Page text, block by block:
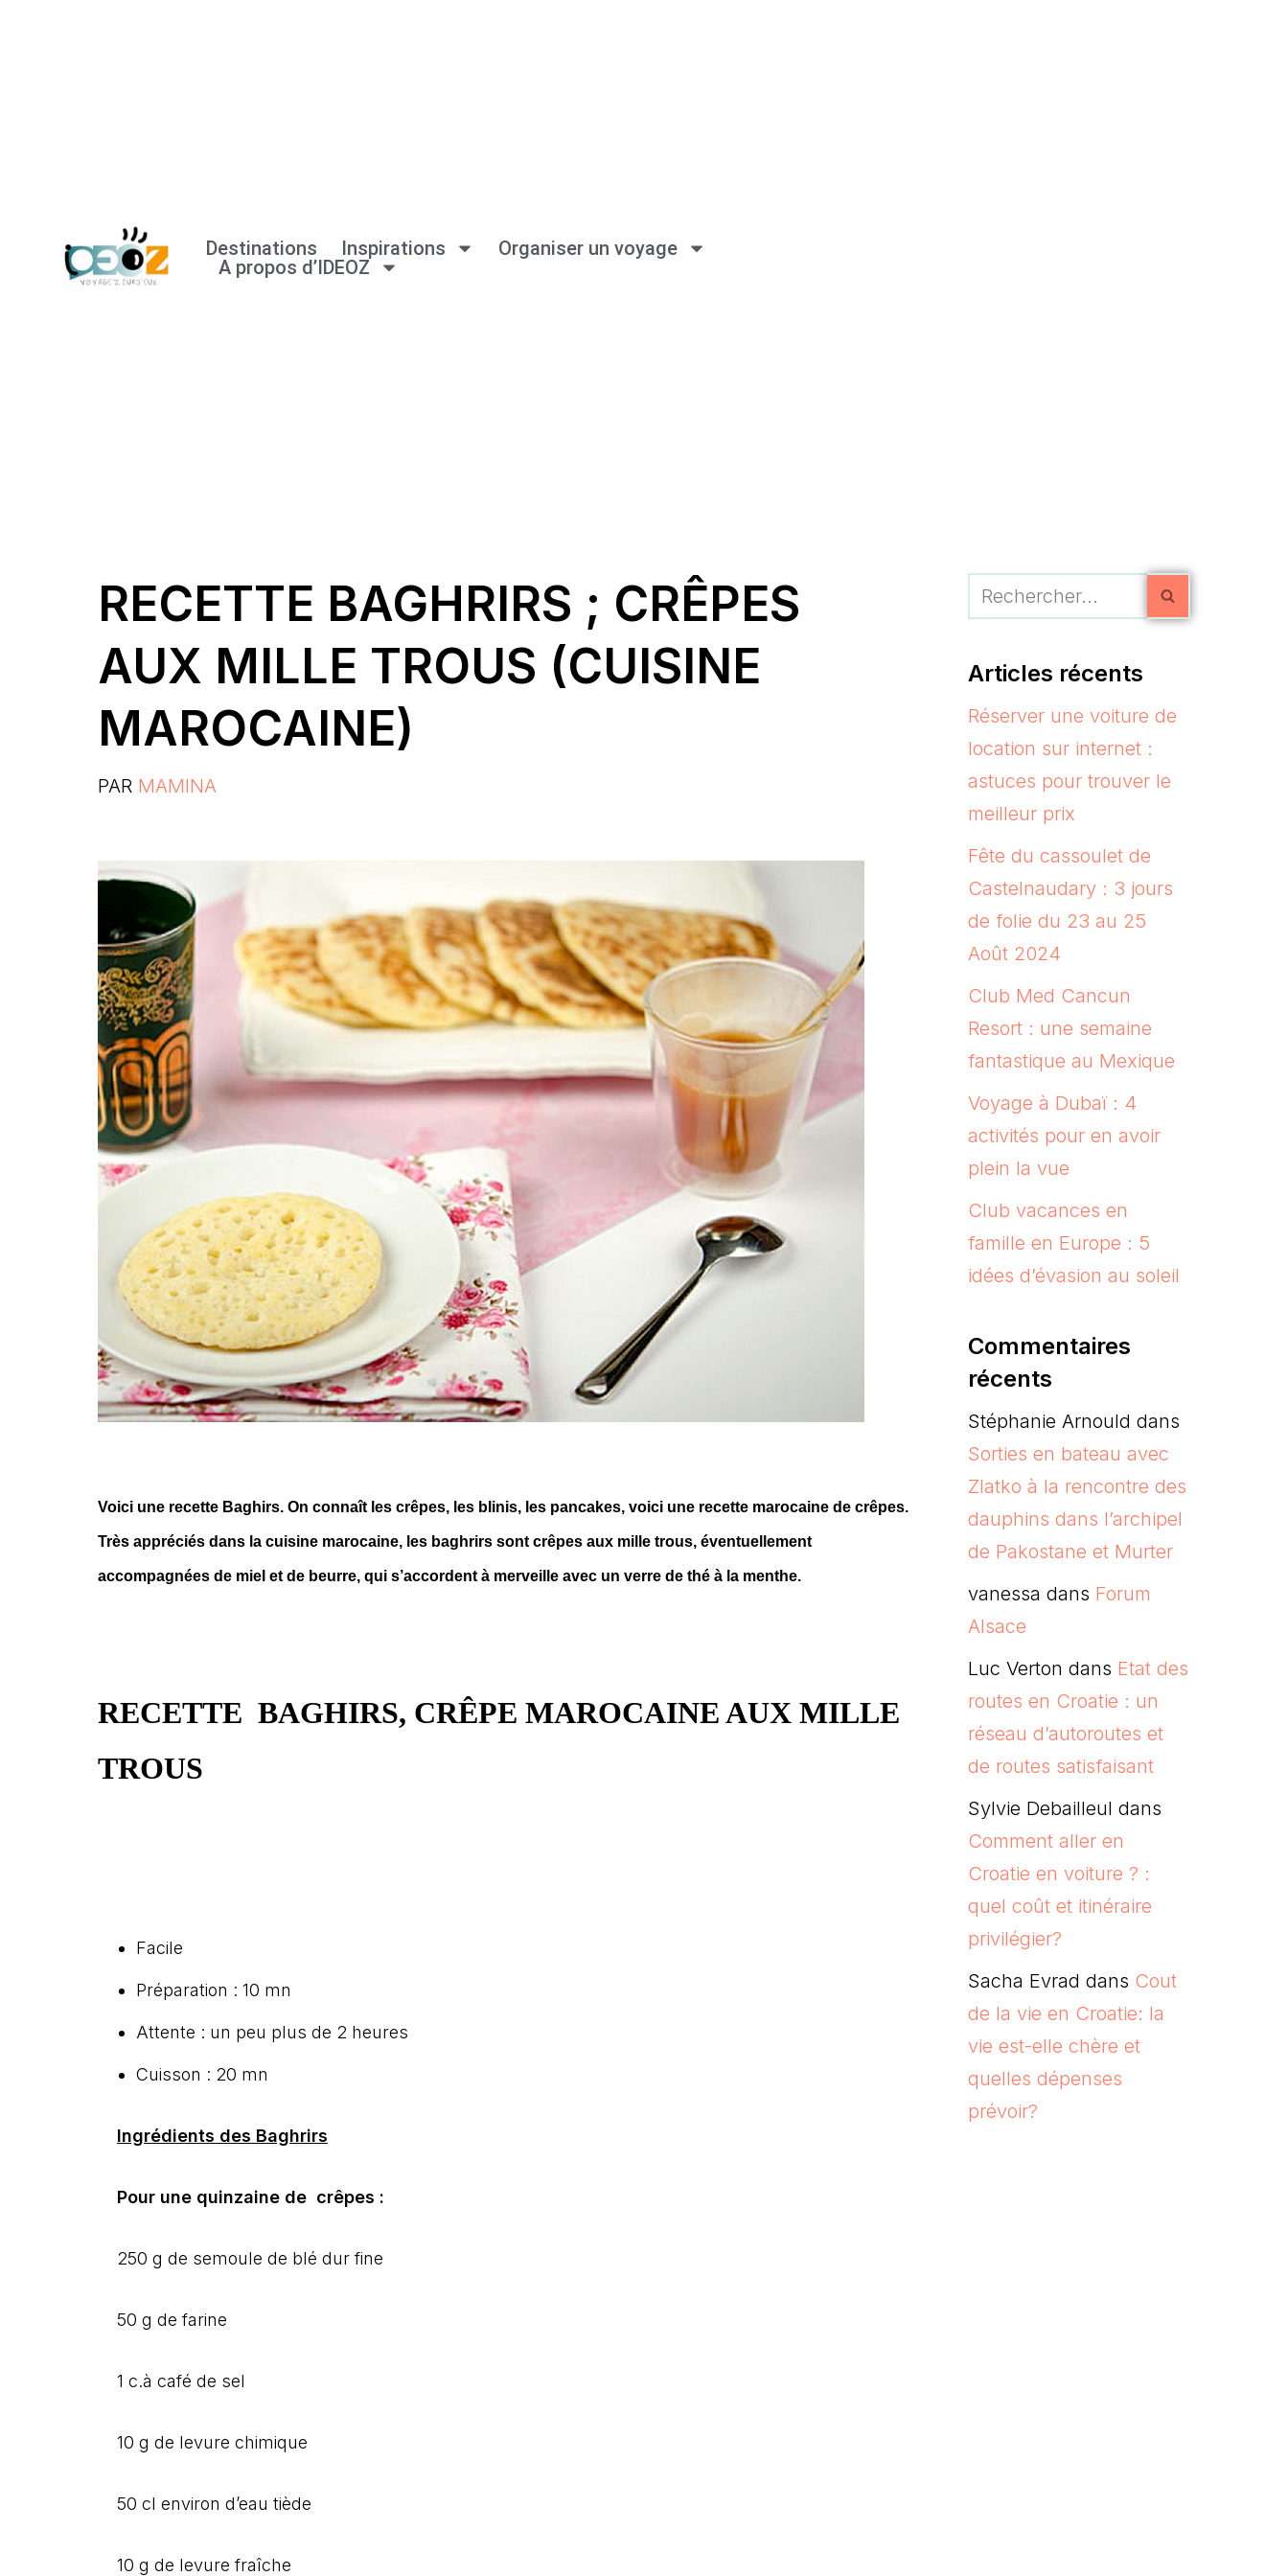
Destinations Inspirations
Organiser un voyage
A propos d’IDEOZ
RECETTE BAGHRIRS ; CRÊPES
AUX MILLE TROUS (CUISINE
MAROCAINE)
PAR MAMINA
Voici une recette Baghirs. On connaît les crêpes, les blinis, les pancakes, voici une recette marocaine de crêpes.
Très appréciés dans la cuisine marocaine, les baghrirs sont crêpes aux mille trous, éventuellement
accompagnées de miel et de beurre, qui s’accordent à merveille avec un verre de thé à la menthe.
RECETTE BAGHIRS, CRÊPE MAROCAINE AUX MILLE
TROUS
Facile
Préparation : 10 mn
Attente : un peu plus de 2 heures
Cuisson : 20 mn
Ingrédients des Baghrirs
Pour une quinzaine de crêpes :
250 g de semoule de blé dur fine
50 g de farine
1 c.à café de sel
10 g de levure chimique
50 cl environ d’eau tiède
10 g de levure fraîche
Articles récents
Réserver une voiture de
location sur internet :
astuces pour trouver le
meilleur prix
Fête du cassoulet de
Castelnaudary : 3 jours
de folie du 23 au 25
Août 2024
Club Med Cancun
Resort : une semaine
fantastique au Mexique
Voyage à Dubaï : 4
activités pour en avoir
plein la vue
Club vacances en
famille en Europe : 5
idées d’évasion au soleil
Commentaires
récents
Stéphanie Arnould dans
Sorties en bateau avec
Zlatko à la rencontre des
dauphins dans l’archipel
de Pakostane et Murter
vanessa dans Forum
Alsace
Luc Verton dans Etat des
routes en Croatie : un
réseau d’autoroutes et
de routes satisfaisant
Sylvie Debailleul dans
Comment aller en
Croatie en voiture ? :
quel coût et itinéraire
privilégier?
Sacha Evrad dans Cout
de la vie en Croatie: la
vie est-elle chère et
quelles dépenses
prévoir?